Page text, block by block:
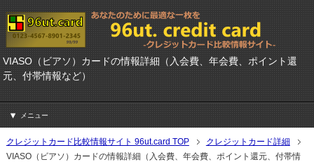
VIASO（ビアソ）カードの情報詳細（入会費、年会費、ポイント還
元、付帯情報など）
メニュー
クレジットカード比較情報サイト 96ut.card TOP
クレジットカード詳細
VIASO（ビアソ）カードの情報詳細（入会費、年会費、ポイント還元、付帯情